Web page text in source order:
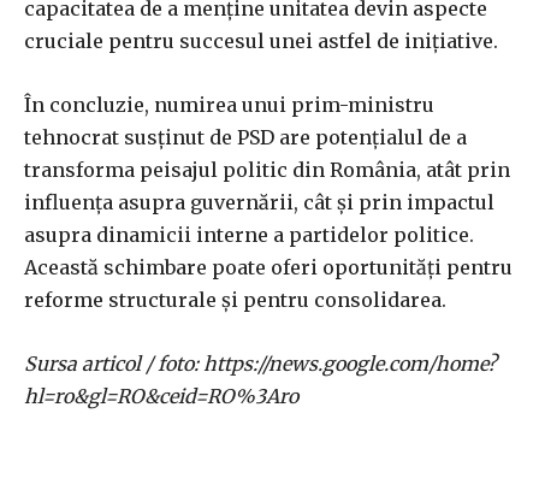
capacitatea de a menține unitatea devin aspecte
cruciale pentru succesul unei astfel de inițiative.
În concluzie, numirea unui prim-ministru
tehnocrat susținut de PSD are potențialul de a
transforma peisajul politic din România, atât prin
influența asupra guvernării, cât și prin impactul
asupra dinamicii interne a partidelor politice.
Această schimbare poate oferi oportunități pentru
reforme structurale și pentru consolidarea.
Sursa articol / foto: https://news.google.com/home?
hl=ro&gl=RO&ceid=RO%3Aro